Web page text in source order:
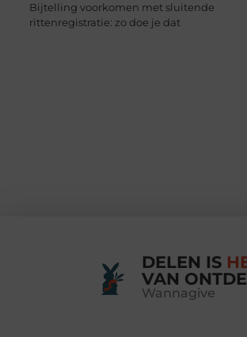
Bijtelling voorkomen met sluitende
rittenregistratie: zo doe je dat
DELEN IS
VAN
Wannagive